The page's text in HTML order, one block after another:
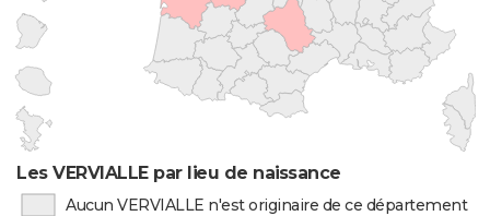
Les VERVIALLE par lieu de naissance
Aucun VERVIALLE n'est originaire de ce département